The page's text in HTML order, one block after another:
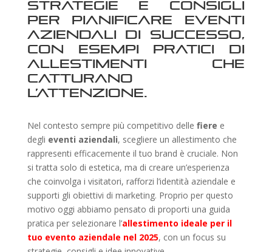
Strategie e consigli
per pianificare eventi
aziendali di successo,
con esempi pratici di
allestimenti che
catturano
l’attenzione.
Nel contesto sempre più competitivo delle fiere e
degli eventi aziendali, scegliere un allestimento che
rappresenti efficacemente il tuo brand è cruciale. Non
si tratta solo di estetica, ma di creare un’esperienza
che coinvolga i visitatori, rafforzi l’identità aziendale e
supporti gli obiettivi di marketing. Proprio per questo
motivo oggi abbiamo pensato di proporti una guida
pratica per selezionare l’allestimento ideale per il
tuo evento aziendale nel 2025, con un focus su